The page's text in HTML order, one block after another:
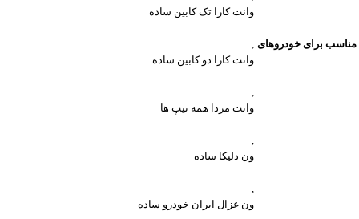
مناسب برای خودروهای
وانت کارا تک کابین ساده
,
وانت کارا دو کابین ساده
,
وانت مزدا همه تیپ ها
,
ون دلیکا ساده
,
ون غزال ایران خودرو ساده